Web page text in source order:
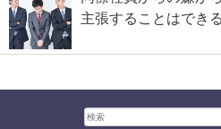
主張することはでき